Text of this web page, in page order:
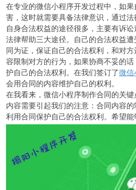
在专业的微信小程序开发过程中，如
害，这时就需要具备法律意识，通过
自身合法权益的途径很多，主要有诉
法律帮助三大途径。自己的合法权益
同为证，保证自己的合法权利，和对
容限制对方的行为，如果协商不妥的
护自己的合法权利。在我们签订了微信
会用合同的内容维护自己的权利。
在我看来，微信小程序制作合同的关
内容需要引起我们的注意：合同内容
利用合同保护自己的合法权利。希望能